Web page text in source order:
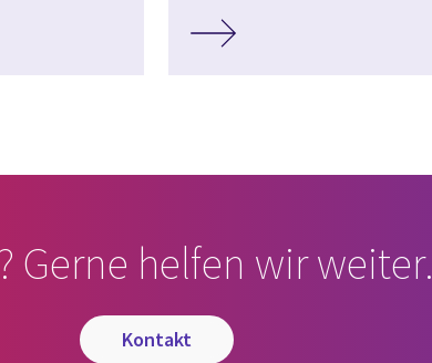
Gerne helfen wir weiter.
kontakt